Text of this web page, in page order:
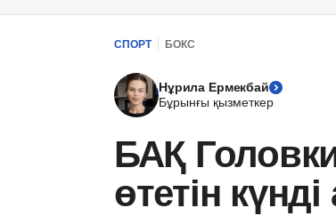
СПОРТ БОКС
Нұрила Ермекбай
Бұрынғы қызметкер
БАҚ
өтетін